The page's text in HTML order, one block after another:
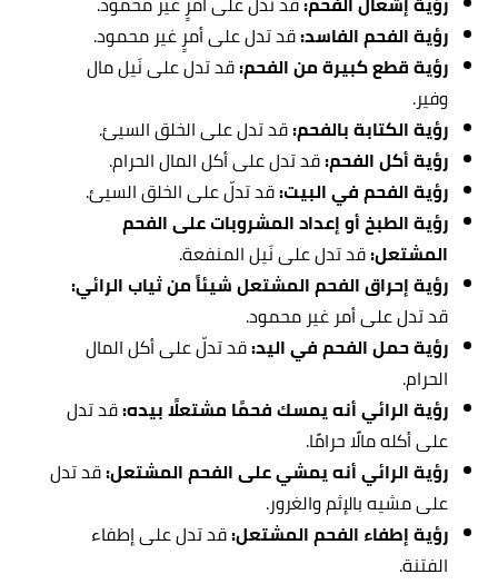
رؤية الفحم الفاسد:قد تدل على أمرٍ غير محمود.
رؤية قطع كبيرة من الفحم:قد تدل على نَيل مال
وفير.
رؤية الكتابة بالفحم:قد تدل على الخلق السيئ.
رؤية أكل الفحم:قد تدل على أكل المال الحرام.
رؤية الفحم في البيت:قد تدلّ على الخلق السيئ.
رؤية الطبخ أو إعداد المشروبات على الفحم
المشتعل:قد تدل على نَيل المنفعة.
رؤية إحراق الفحم المشتعل شيئاً من ثياب الرائي:
قد تدل على أمر غير محمود.
رؤية حمل الفحم في اليد:قد تدلّ على أكل المال
الحرام.
رؤية الرائي أنه يمسك فحمًا مشتعلًا بيده:قد تدل
على أكله مالًا حرامًا.
رؤية الرائي أنه يمشي على الفحم المشتعل:قد تدل
على مشيه بالإثم والغرور.
رؤية إطفاء الفحم المشتعل:قد تدل على إطفاء
الفتنة.